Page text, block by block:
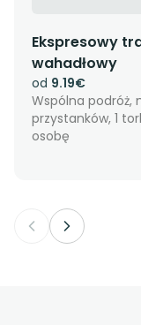
Ekspresowy
wahadłowy
od 9.19€
Wspólna podróż,
przystanków, 1
osobę